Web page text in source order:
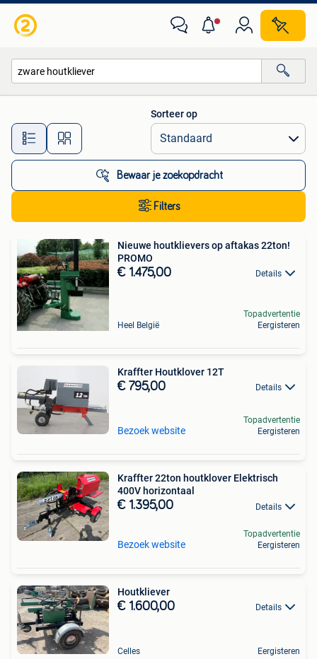
Alle afstanden…
Sorteer op
Bewaar je zoekopdracht
Filters
Nieuwe houtklievers op aftakas 22ton!
PROMO
€ 1.475,00 Details
Heel België
Topadvertentie
Eergisteren
Kraffter Houtklover 12T
€ 795,00 Details
Bezoek website
Topadvertentie
Eergisteren
Kraffter 22ton houtklover Elektrisch
400V horizontaal
€ 1.395,00 Details
Bezoek website
Topadvertentie
Eergisteren
Houtkliever
€ 1.600,00 Details
Celles Eergisteren